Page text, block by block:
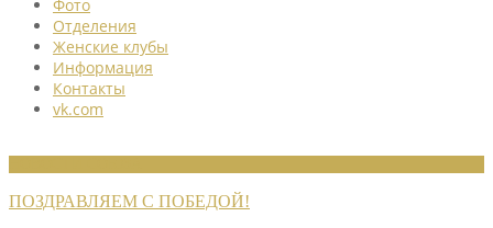
Фото
Отделения
Женские клубы
Информация
Контакты
vk.com
ПОЗДРАВЛЯЕМ С ПОБЕДОЙ!